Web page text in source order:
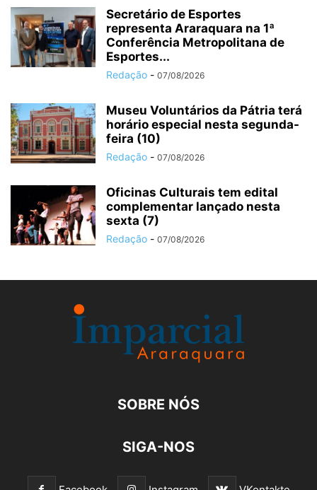
Secretário de Esportes
representa Araraquara na 1ª
Conferência Metropolitana de
Esportes...
Redação - 07/08/2026
Museu Voluntários da Pátria terá
horário especial nesta segunda-
feira (10)
Redação - 07/08/2026
Oficinas Culturais tem edital
complementar lançado nesta
sexta (7)
Redação - 07/08/2026
SOBRE NÓS
SIGA-NOS